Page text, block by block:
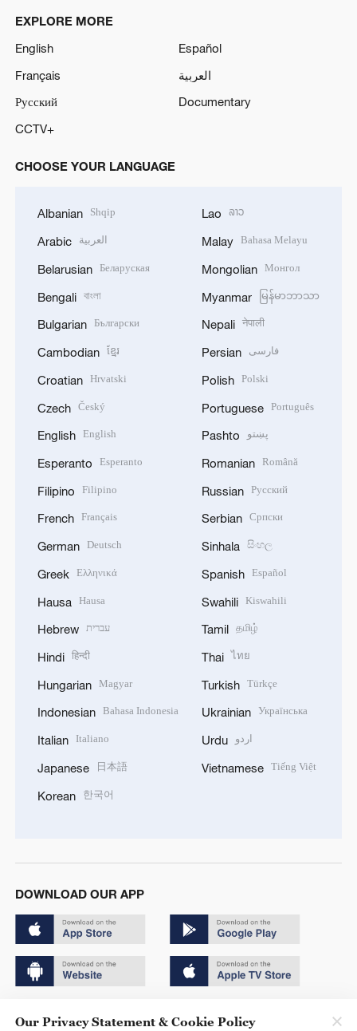
EXPLORE MORE
English
Español
Français
العربية
Русский
Documentary
CCTV+
CHOOSE YOUR LANGUAGE
Albanian Shqip
Arabic العربية
Belarusian Беларуская
Bengali বাংলা
Bulgarian Български
Cambodian ខ្មែរ
Croatian Hrvatski
Czech Český
English English
Esperanto Esperanto
Filipino Filipino
French Français
German Deutsch
Greek Ελληνικά
Hausa Hausa
Hebrew עברית
Hindi हिन्दी
Hungarian Magyar
Indonesian Bahasa Indonesia
Italian Italiano
Japanese 日本語
Korean 한국어
Lao ລາວ
Malay Bahasa Melayu
Mongolian Монгол
Myanmar မြန်မာဘာသာ
Nepali नेपाली
Persian فارسی
Polish Polski
Portuguese Português
Pashto پښتو
Romanian Română
Russian Русский
Serbian Српски
Sinhala සිංහල
Spanish Español
Swahili Kiswahili
Tamil தமிழ்
Thai ไทย
Turkish Türkçe
Ukrainian Українська
Urdu اردو
Vietnamese Tiếng Việt
DOWNLOAD OUR APP
Our Privacy Statement & Cookie Policy